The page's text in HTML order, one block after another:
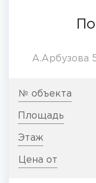
А.Арбузова